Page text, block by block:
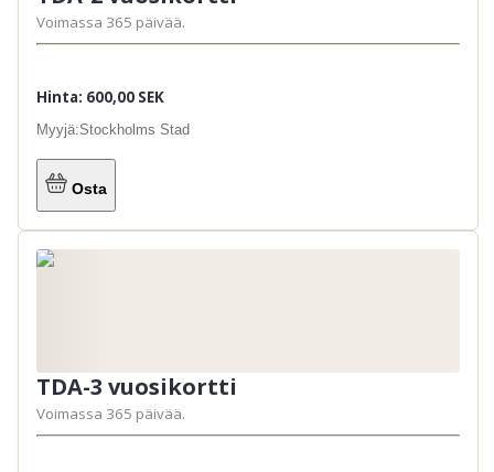
Voimassa 365 päivää.
Hinta: 600,00 SEK
Myyjä:Stockholms Stad
Osta
TDA-3 vuosikortti
Voimassa 365 päivää.